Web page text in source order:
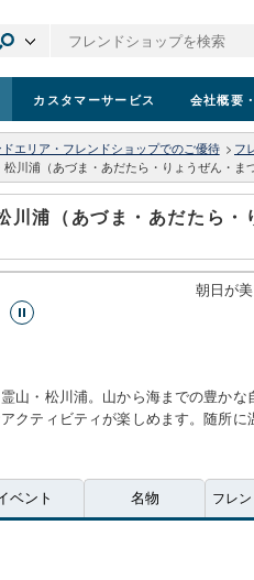
カスタマーサービス 会社概要
エリア・フレンドショップでのご優待 > フ
川浦（あづま・あだたら・りょうぜん・ま
浦（あづま・あだたら・
朝日が
山・松川浦。山から海までの豊かな
クティビティが楽しめます。随所に